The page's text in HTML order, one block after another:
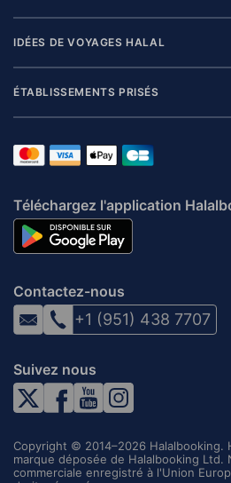
IDÉES DE VOYAGES HALAL
ÉTABLISSEMENTS PRISÉS
Téléchargez l'application
Contactez-nous
+1 (951) 438 7707
Suivez nous
Copyright © 2014–2026 Halalbooking.
marque déposée de Halalbooking Ltd.
commerciale enregistré à l'Union